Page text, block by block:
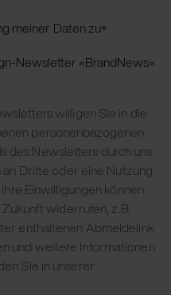
meiner Daten zu*
Newsletter »BrandNews«
willigen Sie in die
personenbezogenen
des Newsletters durch uns
Dritte oder eine Nutzung
Einwilligungen können
widerrufen, z.B.
enthaltenen Abmeldelink
und weitere Informationen
Sie in unserer